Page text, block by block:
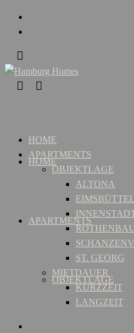
HOME
APARTMENTS
OBJEKTLAGE
HOME
APARTMENTS
OBJEKTLAGE
ALTONA
EIMSBÜTTEL
ST. GEORG
MIETDAUER
KURZZEIT
LANGZEIT